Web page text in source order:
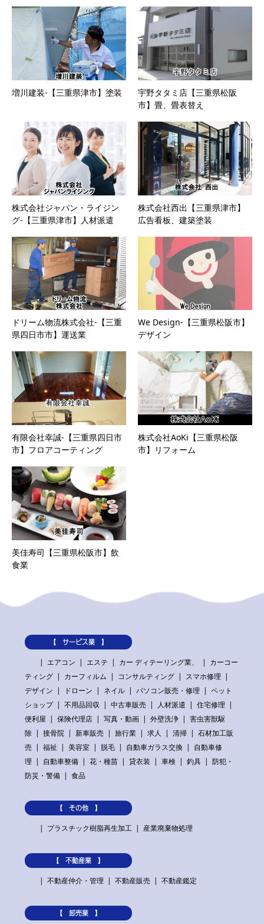
増川建装-【三重県津市】塗装
宇野タタミ店【三重県松阪
市】畳、畳表替え
株式会社ジャパン・ライジン
グ-【三重県津市】人材派遣
株式会社西出【三重県津市】
広告看板、建築塗装
ドリーム物流株式会社-【三重
県四日市市】運送業
We Design-【三重県松阪市】
デザイン
有限会社幸誠-【三重県四日市
市】フロアコーティング
株式会社AoKi【三重県松阪
市】リフォーム
美佳寿司【三重県松阪市】飲
食業
【 サービス業 】
エアコン
エステ カー ディテーリング業、
カーコー
ティング
カーフィルム コンサルティング
スマホ修理
デザイン
ドローン ネイル パソコン販売・修理
ペット
ショップ
不用品回収 中古車販売 人材派遣
住宅修理
便利屋
保険代理店 写真・動画 外壁洗浄
害虫害獣駆
除
接骨院 新車販売 旅行業 求人 清掃
石材加工販
売
福祉 美容室 脱毛 自動車ガラス交換
自動車修
理
自動車整備 花・種苗 貸衣装 車検 釣具
防犯・
防災・警備
食品
【 その他 】
プラスチック樹脂再生加工
産業廃棄物処理
【 不動産業 】
不動産仲介・管理
不動産販売 不動産鑑定
【 卸売業 】